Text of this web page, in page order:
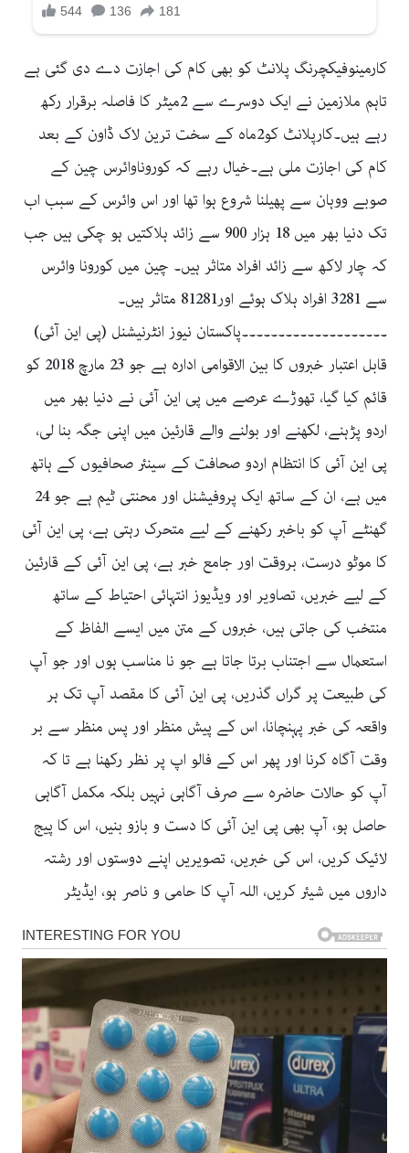
کارمینوفیکچرنگ پلانٹ کو بھی کام کی اجازت دے دی گئی ہے
تاہم ملازمین نے ایک دوسرے سے 2میٹر کا فاصلہ برقرار رکھ
رہے ہیں۔کارپلانٹ کو2ماہ کے سخت ترین لاک ڈاون کے بعد
کام کی اجازت ملی ہے۔خیال رہے کہ کوروناوائرس چین کے
صوبے ووہان سے پھیلنا شروع ہوا تھا اور اس وائرس کے سبب اب
تک دنیا بھر میں 18 ہزار 900 سے زائد ہلاکتیں ہو چکی ہیں جب
کہ چار لاکھ سے زائد افراد متاثر ہیں۔ چین میں کورونا وائرس
سے 3281 افراد ہلاک ہوئے اور81281 متاثر ہیں۔
۔۔۔۔۔۔۔۔۔۔۔۔۔۔۔۔۔۔۔۔پاکستان نیوز انٹرنیشنل (پی این آئی)
قابل اعتبار خبروں کا بین الاقوامی ادارہ ہے جو 23 مارچ 2018 کو
قائم کیا گیا، تھوڑے عرصے میں پی این آئی نے دنیا بھر میں
اردو پڑہنے، لکھنے اور بولنے والے قارئین میں اپنی جگہ بنا لی،
پی این آئی کا انتظام اردو صحافت کے سینئر صحافیوں کے ہاتھ
میں ہے، ان کے ساتھ ایک پروفیشنل اور محنتی ٹیم ہے جو 24
گھنٹے آپ کو باخبر رکھنے کے لیے متحرک رہتی ہے، پی این آئی
کا موٹو درست، بروقت اور جامع خبر ہے، پی این آئی کے قارئین
کے لیے خبریں، تصاویر اور ویڈیوز انتہائی احتیاط کے ساتھ
منتخب کی جاتی ہیں، خبروں کے متن میں ایسے الفاظ کے
استعمال سے اجتناب برتا جاتا ہے جو نا مناسب ہوں اور جو آپ
کی طبیعت پر گراں گذریں، پی این آئی کا مقصد آپ تک ہر
واقعہ کی خبر پہنچانا، اس کے پیش منظر اور پس منظر سے بر
وقت آگاہ کرنا اور پھر اس کے فالو اپ پر نظر رکھنا ہے تا کہ
آپ کو حالات حاضرہ سے صرف آگاہی نہیں بلکہ مکمل آگاہی
حاصل ہو، آپ بھی پی این آئی کا دست و بازو بنیں، اس کا پیج
لائیک کریں، اس کی خبریں، تصویریں اپنے دوستوں اور رشتہ
داروں میں شیئر کریں، اللہ آپ کا حامی و ناصر ہو، ایڈیٹر